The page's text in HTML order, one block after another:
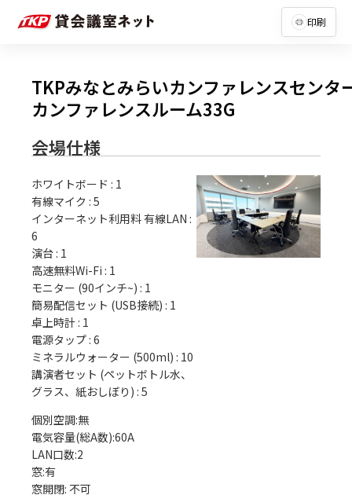
印刷
TKPみなとみらいカンファレンスセンタ
カンファレンスルーム33G
会場仕様
ホワイトボード : 1
有線マイク : 5
インターネット利用料 有線LAN :
6
演台 : 1
高速無料Wi-Fi : 1
モニター (90インチ~) : 1
簡易配信セット (USB接続) : 1
卓上時計 : 1
電源タップ : 6
ミネラルウォーター (500ml) : 10
講演者セット (ペットボトル水、
グラス、紙おしぼり) : 5
個別空調:無
電気容量(総A数):60A
LAN口数:2
窓:有